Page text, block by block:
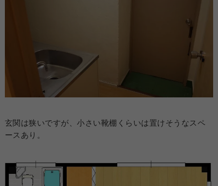
玄関は狭いですが、小さい靴棚くらいは置けそうなスペ
ースあり。